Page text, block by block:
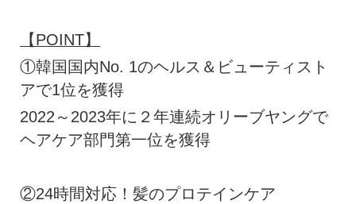
【POINT】
①韓国国内No. 1のヘルス＆ビューティスト
アで1位を獲得
2022～2023年に２年連続オリーブヤングで
ヘアケア部門第一位を獲得
②24時間対応！髪のプロテインケア